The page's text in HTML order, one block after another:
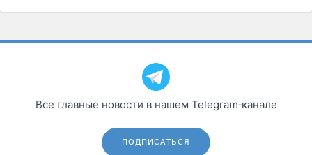
Все главные новости в нашем Telegram‑канале
ПОДПИСАТЬСЯ